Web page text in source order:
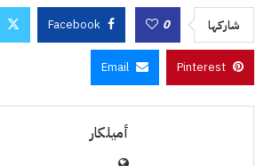
شاركها 0
Facebook
Pinterest
Email
أميلكار